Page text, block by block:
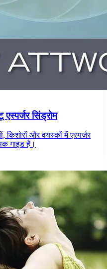
एस्पर्जर सिंड्रोम
किशोरों और वयस्कों में एस्पर्जर
गाइड है।